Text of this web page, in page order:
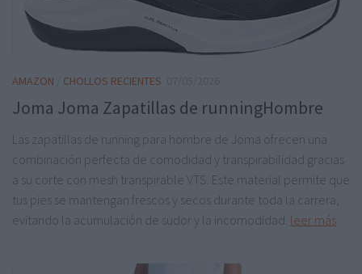
AMAZON CHOLLOS RECIENTES
Joma Joma Zapatillas de runningHombre
Las zapatillas de running para hombre de Joma ofrecen una
combinación perfecta de comodidad y transpirabilidad gracias
a su corte con mesh transpirable VTS. Este material permite que
tus pies se mantengan frescos y secos durante toda la carrera,
evitando la acumulación de sudor y la incomodidad. leer más